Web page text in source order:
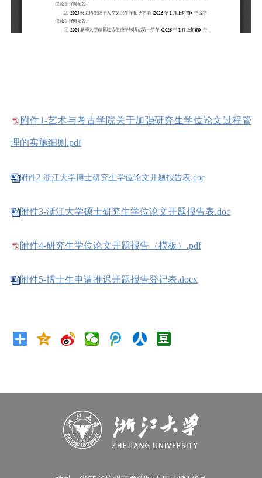
附件1-艺术与考古学院关于加强研究生学位论文过程管
理的实施细则.pdf
附件2-浙江大学博士研究生学位论文开题报告表.doc
附件3-浙江大学硕士研究生学位论文开题报告表.doc
附件4-研究生学位论文开题报告（模板）.pdf
附件5-博士生申请推迟开题报告登记表.docx